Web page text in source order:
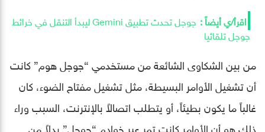
جوجل تحدث تطبيق Gemini ليبدأ التنقل في خرائط
جوجل تلقائيا
من بين الشكاوى الشائعة من مستخدمي “جوجل هوم” كانت
أن تشغيل الأوامر البسيطة، مثل تشغيل مفتاح الضوء، كان
غالباً ما يكون بطيئاً، أو يتطلب اتصالاً بالإنترنت، السبب وراء
ذلك هو أن الأوامر كانت تمر عبر خوادم “جوجل” بدلاً من